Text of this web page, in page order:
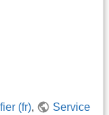
(fr),
Service